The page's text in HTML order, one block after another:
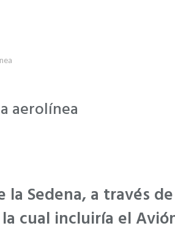
aerolínea
Sedena, a través
cual incluiría el